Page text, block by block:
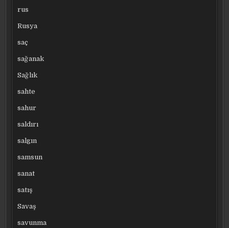
rus
Rusya
saç
sağanak
Sağlık
sahte
sahur
saldırı
salgın
samsun
sanat
satış
Savaş
savunma